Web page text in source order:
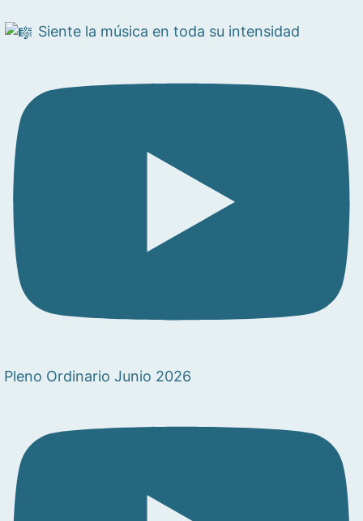
Siente la música en toda su intensidad
Pleno Ordinario Junio 2026